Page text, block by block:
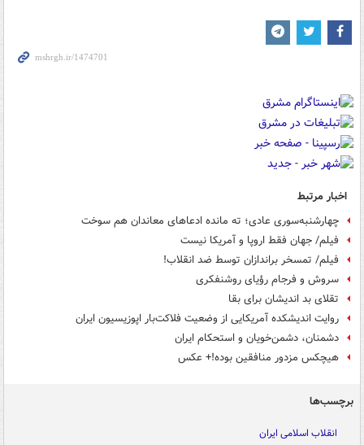
اخبار مرتبط
چهارشنبه‌سوری عادی؛ ته مانده ادعاهای معاندان هم سوخت
فیلم/ جهان فقط اروپا و آمریکا نیست
فیلم/ تمسخر براندازان توسط ضد انقلاب!
سروش و فرجام رؤیای روشنفکری
تقلای بد اندیشان برای بقا
روایت اندیشکده آمریکایی از وضعیت‌ فلاکت‌بار اپوزیسیون ایران
دشمنان، دشمن‌خویان و استحکام ایران
هیچکس مزدور منافقین بوده!+ عکس
برچسب‌ها
انقلاب اسلامی ایران